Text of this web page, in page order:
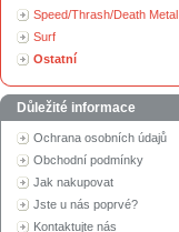
Speed/Thrash/Death Metal
Surf
Ostatní
Důležité informace
Ochrana osobních údajů
Obchodní podmínky
Jak nakupovat
Jste u nás poprvé?
Kontaktujte nás